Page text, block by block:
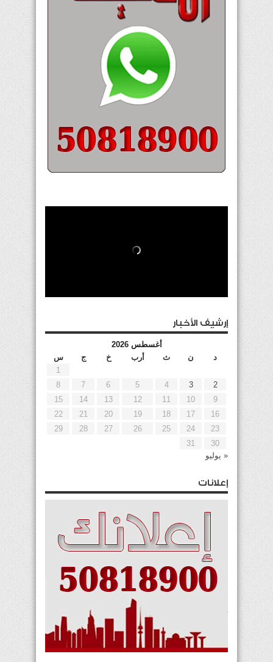
إرشيف الأخبار
أغسطس 2026
د
ن ث أرب خ ج
س
1
2
3
4
5
6
7
8
9
10
11
12
13
14
15
16
17
18
19
20
21
22
23
24
25
26
27
28
29
30
31
« يوليو
إعلانات